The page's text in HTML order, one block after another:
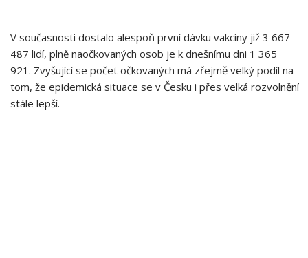
V současnosti dostalo alespoň první dávku vakcíny již 3 667
487 lidí, plně naočkovaných osob je k dnešnímu dni 1 365
921. Zvyšující se počet očkovaných má zřejmě velký podíl na
tom, že epidemická situace se v Česku i přes velká rozvolnění
stále lepší.